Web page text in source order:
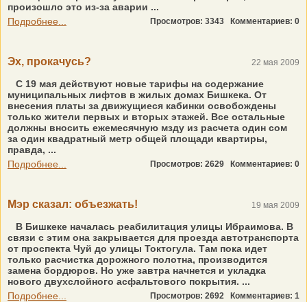
произошло это из-за аварии ...
Подробнее...
Просмотров: 3343 Комментариев: 0
Эх, прокачусь? 22 мая 2009
С 19 мая действуют новые тарифы на содержание
муниципальных лифтов в жилых домах Бишкека. От
внесения платы за движущиеся кабинки освобождены
только жители первых и вторых этажей. Все остальные
должны вносить ежемесячную мзду из расчета один сом
за один квадратный метр общей площади квартиры,
правда, ...
Подробнее...
Просмотров: 2629 Комментариев: 0
Мэр сказал: объезжать! 19 мая 2009
В Бишкеке началась реабилитация улицы Ибраимова. В
связи с этим она закрывается для проезда автотранспорта
от проспекта Чуй до улицы Токтогула. Там пока идет
только расчистка дорожного полотна, производится
замена бордюров. Но уже завтра начнется и укладка
нового двухслойного асфальтового покрытия. ...
Подробнее...
Просмотров: 2692 Комментариев: 1